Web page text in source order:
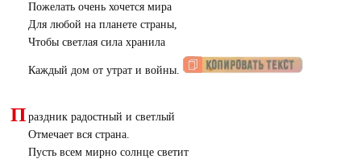
Пожелать очень хочется мира
Для любой на планете страны,
Чтобы светлая сила хранила
Каждый дом от утрат и войны.
П раздник радостный и светлый
Отмечает вся страна.
Пусть всем мирно солнце светит